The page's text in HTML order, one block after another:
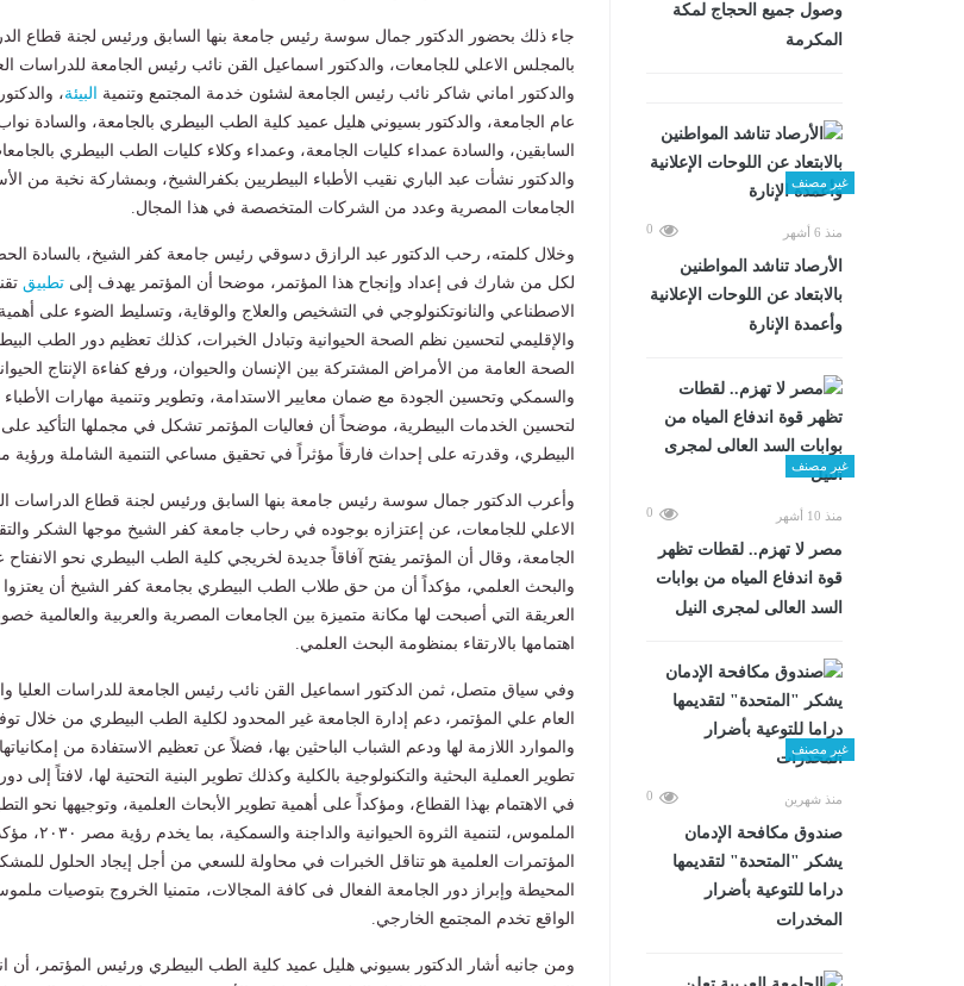
وصول جميع الحجاج لمكة
المكرمة
غير مصنف
منذ 6 أشهر 0
الأرصاد تناشد المواطنين
بالابتعاد عن اللوحات الإعلانية
وأعمدة الإنارة
غير مصنف
منذ 10 أشهر 0
مصر لا تهزم.. لقطات تظهر
قوة اندفاع المياه من بوابات
السد العالى لمجرى النيل
غير مصنف
منذ شهرين 0
صندوق مكافحة الإدمان
يشكر "المتحدة" لتقديمها
دراما للتوعية بأضرار
المخدرات
جاء ذلك بحضور الدكتور جمال سوسة رئيس جامعة بنها السابق ورئيس لجنة قطاع
بالمجلس الاعلي للجامعات، والدكتور اسماعيل القن نائب رئيس الجامعة للدراسات
والدكتور اماني شاكر نائب رئيس الجامعة لشئون خدمة المجتمع وتنمية
البيئة،
عام الجامعة، والدكتور بسيوني هليل عميد كلية الطب البيطري بالجامعة، والسادة
السابقين، والسادة عمداء كليات الجامعة، وعمداء وكلاء كليات الطب البيطري
والدكتور نشأت عبد الباري نقيب الأطباء البيطريين بكفرالشيخ، وبمشاركة نخبة من
الجامعات المصرية وعدد من الشركات المتخصصة في هذا المجال.
وخلال كلمته، رحب الدكتور عبد الرازق دسوقي رئيس جامعة كفر الشيخ، بالسادة
لكل من شارك فى إعداد وإنجاح هذا المؤتمر، موضحا أن المؤتمر يهدف إلى تطبيق
الاصطناعي والنانوتكنولوجي في التشخيص والعلاج والوقاية، وتسليط الضوء على أهمية
والإقليمي لتحسين نظم الصحة الحيوانية وتبادل الخبرات، كذلك تعظيم دور الطب
الصحة العامة من الأمراض المشتركة بين الإنسان والحيوان، ورفع كفاءة الإنتاج
والسمكي وتحسين الجودة مع ضمان معايير الاستدامة، وتطوير وتنمية مهارات الأطباء
لتحسين الخدمات البيطرية، موضحاً أن فعاليات المؤتمر تشكل في مجملها التأكيد
البيطري، وقدرته على إحداث فارقاً مؤثراً في تحقيق مساعي التنمية الشاملة ورؤية مصر
وأعرب الدكتور جمال سوسة رئيس جامعة بنها السابق ورئيس لجنة قطاع الدراسات
الاعلي للجامعات، عن إعتزازه بوجوده في رحاب جامعة كفر الشيخ موجها الشكر
الجامعة، وقال أن المؤتمر يفتح آفاقاً جديدة لخريجي كلية الطب البيطري نحو
والبحث العلمي، مؤكداً أن من حق طلاب الطب البيطري بجامعة كفر الشيخ أن يعتزوا
العريقة التي أصبحت لها مكانة متميزة بين الجامعات المصرية والعربية والعالمية
اهتمامها بالارتقاء بمنظومة البحث العلمي.
وفي سياق متصل، ثمن الدكتور اسماعيل القن نائب رئيس الجامعة للدراسات العليا
العام علي المؤتمر، دعم إدارة الجامعة غير المحدود لكلية الطب البيطري من خلال
والموارد اللازمة لها ودعم الشباب الباحثين بها، فضلاً عن تعظيم الاستفادة من
تطوير العملية البحثية والتكنولوجية بالكلية وكذلك تطوير البنية التحتية لها، لافتاً إلى
في الاهتمام بهذا القطاع، ومؤكداً على أهمية تطوير الأبحاث العلمية، وتوجيهها نحو
الملموس، لتنمية
المؤتمرات العلمية هو تناقل الخبرات في محاولة للسعي من أجل إيجاد الحلول
المحيطة وإبراز دور الجامعة الفعال فى كافة المجالات، متمنيا الخروج بتوصيات
الواقع تخدم المجتمع الخارجي.
ومن جانبه أشار الدكتور بسيوني هليل عميد كلية الطب البيطري ورئيس المؤتمر، أن